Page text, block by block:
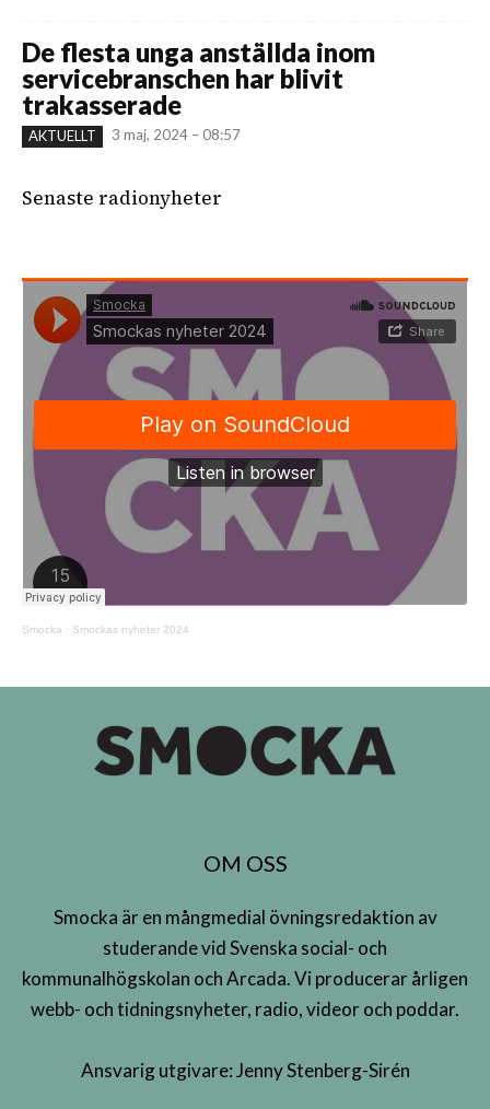
De flesta unga anställda inom
servicebranschen har blivit
trakasserade
AKTUELLT 3 maj, 2024 – 08:57
Senaste radionyheter
Smocka · Smockas nyheter 2024
OM OSS
Smocka är en mångmedial övningsredaktion av
studerande vid Svenska social- och
kommunalhögskolan och Arcada. Vi producerar årligen
webb- och tidningsnyheter, radio, videor och poddar.
Ansvarig utgivare: Jenny Stenberg-Sirén